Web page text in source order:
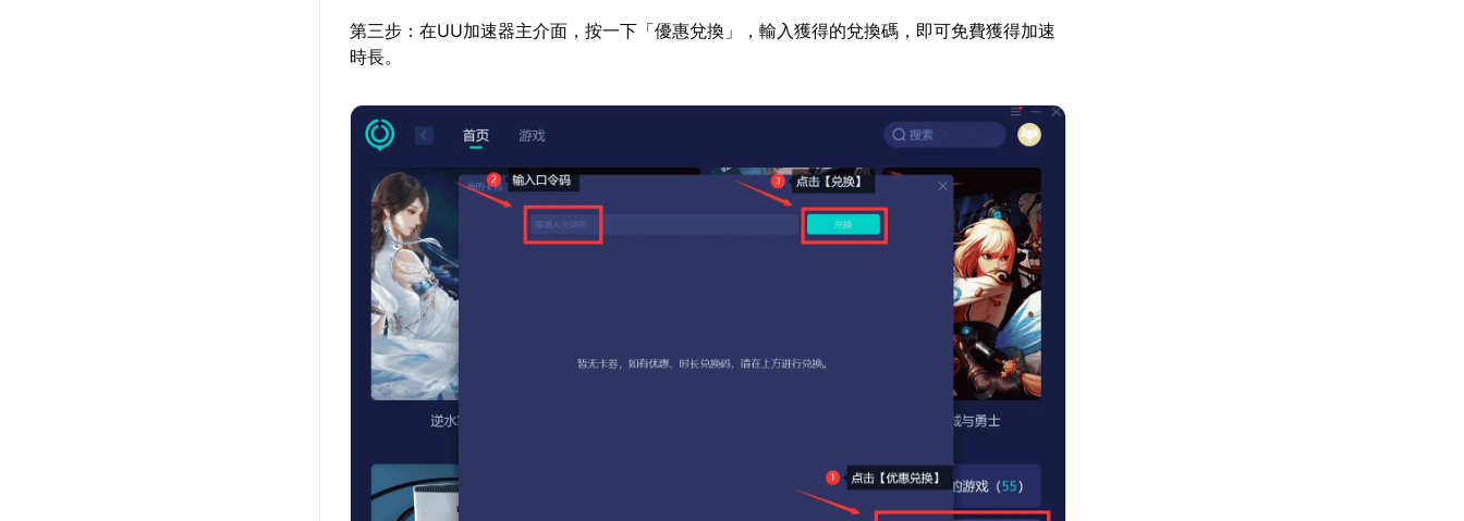
第三步：在UU加速器主介面，按一下「優惠兌換」，輸入獲得的兌換碼，即可免費獲得加速
時長。